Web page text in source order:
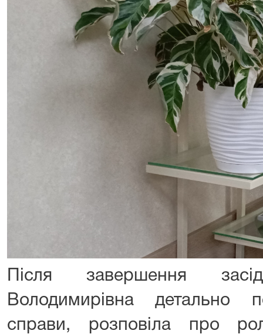
Після завершення
Володимирівна детально
справи, розповіла про